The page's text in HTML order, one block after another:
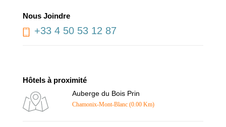
Nous Joindre
+33 4 50 53 12 87
Hôtels à proximité
Auberge du Bois Prin
Chamonix-Mont-Blanc (0.00 Km)